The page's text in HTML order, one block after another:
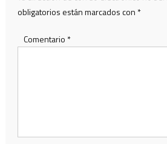
obligatorios están marcados con *
Comentario *